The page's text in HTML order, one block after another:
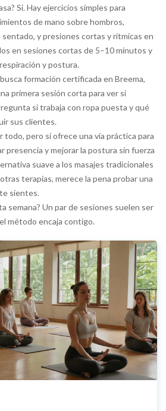
Sí. Hay ejercicios simples para
de mano sobre hombros,
y presiones cortas y rítmicas en
en sesiones cortas de 5–10 minutos y
y postura.
formación certificada en Breema,
primera sesión corta para ver si
si trabaja con ropa puesta y qué
sus clientes.
todo, pero sí ofrece una vía práctica para
presencia y mejorar la postura sin fuerza
suave a los masajes tradicionales
terapias, merece la pena probar una
sientes.
semana? Un par de sesiones suelen ser
método encaja contigo.